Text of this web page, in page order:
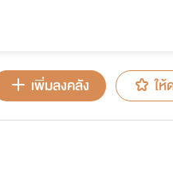
เพิ่มลงคลัง ให้